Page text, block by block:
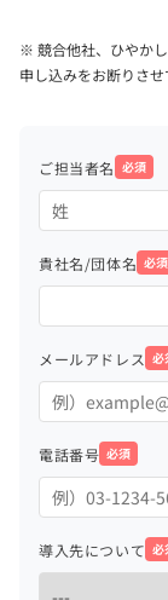
※ 競合他社、ひやか
申し込みをお断りさせ
ご担当者名 必須
貴社名/団体名 必須
メールアドレス 必
電話番号 必須
導入先について 必